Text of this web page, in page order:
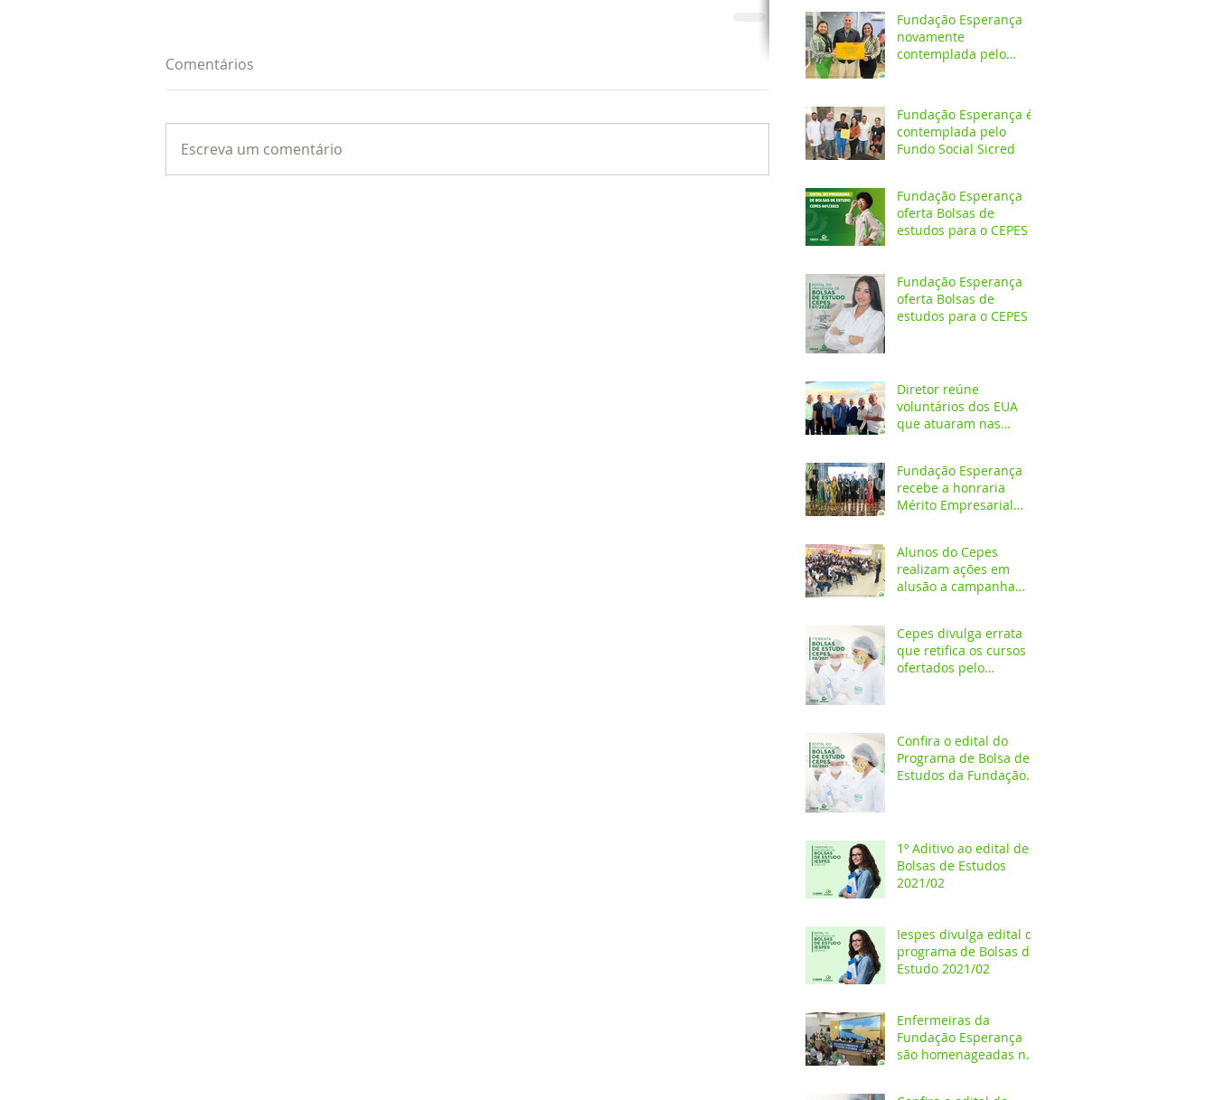
Comentários
Escreva um comentário
Fundação Esperança
novamente
contemplada pelo
Fundação Esperança é
contemplada pelo
Fundo Social Sicred
Fundação Esperança
oferta Bolsas de
estudos para o CEPES
Fundação Esperança
oferta Bolsas de
estudos para o CEPES
Diretor reúne
voluntários dos EUA
que atuaram nas
Fundação Esperança
recebe a honraria
Mérito Empresarial
Alunos do Cepes
realizam ações em
alusão a campanha
Cepes divulga errata
que retifica os cursos
ofertados pelo
Confira o edital do
Programa de Bolsa de
Estudos da Fundação
1º Aditivo ao edital de
Bolsas de Estudos
2021/02
Iespes divulga edital do
programa de Bolsas de
Estudo 2021/02
Enfermeiras da
Fundação Esperança
são homenageadas na